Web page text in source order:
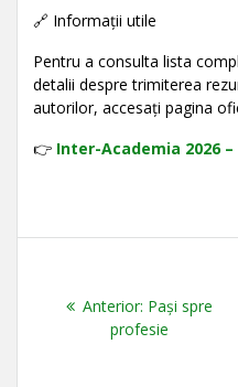
🔗 Informații utile
Pentru a consulta lista
detalii despre trimiterea
autorilor, accesați pagina
👉 Inter-Academia 2026
articole
Anterior: Articolul
anterior:
Pași spre
profesie